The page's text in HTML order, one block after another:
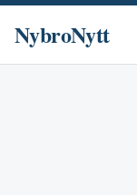
NybroNytt